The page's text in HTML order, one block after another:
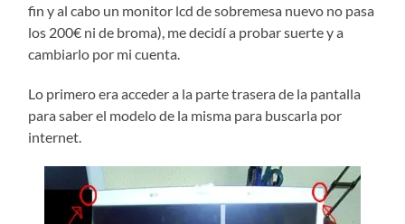
fin y al cabo un monitor lcd de sobremesa nuevo no pasa
los 200€ ni de broma), me decidí a probar suerte y a
cambiarlo por mi cuenta.
Lo primero era acceder a la parte trasera de la pantalla
para saber el modelo de la misma para buscarla por
internet.